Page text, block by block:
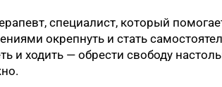
специалист, который
окрепнуть и стать
и ходить — обрести свободу